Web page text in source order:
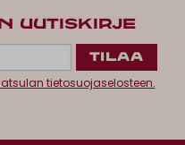
UUTISKIRJE
tietosuojaselosteen.